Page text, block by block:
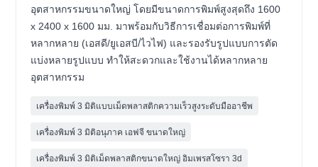
อุตสาหกรรมขนาดใหญ่ โดยมีขนาดการพิมพ์สูงสุดถึง 1600
x 2400 x 1600 มม. มาพร้อมกับวิธีการเชื่อมต่อการพิมพ์ที่
หลากหลาย (เอสดี/ยูเอสบี/ไวไฟ) และรองรับรูปแบบการตัด
แบ่งหลายรูปแบบ ทำให้สะดวกและใช้งานได้หลากหลาย
อุตสาหกรรม
เครื่องพิมพ์ 3 มิติแบบเม็ดพลาสติกความเร็วสูงระดับมืออาชีพ
เครื่องพิมพ์ 3 มิติอนุภาค เอฟจี ขนาดใหญ่
เครื่องพิมพ์ 3 มิติเม็ดพลาสติกขนาดใหญ่ อิมเพรสโซรา 3d